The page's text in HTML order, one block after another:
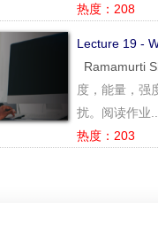
热度：208
Lecture 19 -
Ramamurti
度，能量，强
扰。阅读作业...
热度：203